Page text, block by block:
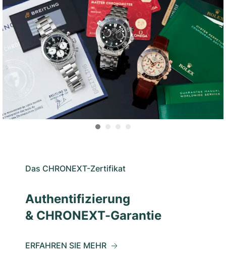
Das CHRONEXT-Zertifikat
Authentifizierung
& CHRONEXT-Garantie
ERFAHREN SIE MEHR